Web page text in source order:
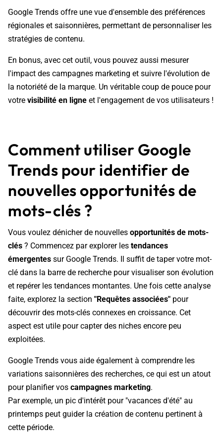
Google Trends offre une vue d'ensemble des préférences
régionales et saisonnières, permettant de personnaliser les
stratégies de contenu.
En bonus, avec cet outil, vous pouvez aussi mesurer
l'impact des campagnes marketing et suivre l'évolution de
la notoriété de la marque. Un véritable coup de pouce pour
votre visibilité en ligne et l'engagement de vos utilisateurs !
Comment utiliser Google
Trends pour identifier de
nouvelles opportunités de
mots-clés ?
Vous voulez dénicher de nouvelles opportunités de mots-
clés ? Commencez par explorer les tendances
émergentes sur Google Trends. Il suffit de taper votre mot-
clé dans la barre de recherche pour visualiser son évolution
et repérer les tendances montantes. Une fois cette analyse
faite, explorez la section "Requêtes associées" pour
découvrir des mots-clés connexes en croissance. Cet
aspect est utile pour capter des niches encore peu
exploitées.
Google Trends vous aide également à comprendre les
variations saisonnières des recherches, ce qui est un atout
pour planifier vos campagnes marketing.
Par exemple, un pic d'intérêt pour "vacances d'été" au
printemps peut guider la création de contenu pertinent à
cette période.